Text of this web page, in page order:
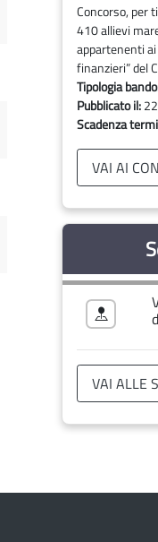
Concorso, per
410 allievi
appartenenti
finanzieri” del
Tipologia
Pubblicato il:
Scadenza
VAI AI
VAI ALLE